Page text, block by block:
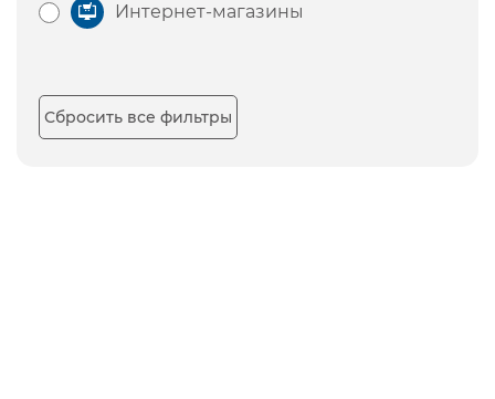
Интернет-магазины
Сбросить все фильтры